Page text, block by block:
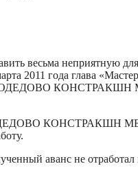
весьма неприятную
2011 года глава
КОНСТРАКШН
КОНСТРАКШН
аванс не